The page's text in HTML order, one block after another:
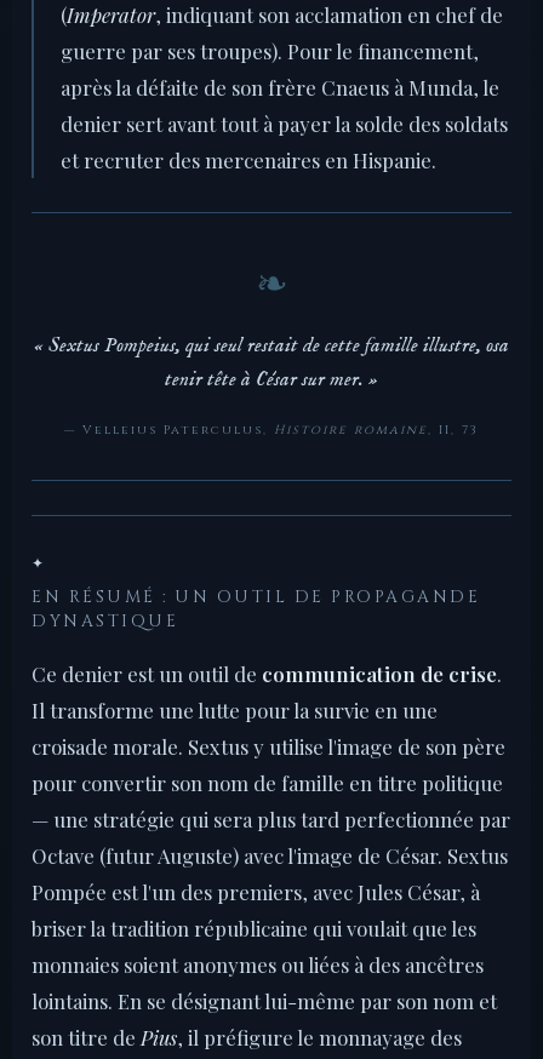
(Imperator, indiquant son acclamation en chef de
guerre par ses troupes). Pour le financement,
après la défaite de son frère Cnaeus à Munda, le
denier sert avant tout à payer la solde des soldats
et recruter des mercenaires en Hispanie.
« Sextus Pompeius, qui seul restait de cette famille illustre, osa
tenir tête à César sur mer. »
— Velleius Paterculus, Histoire romaine, II, 73
✦
EN RÉSUMÉ : UN OUTIL DE PROPAGANDE
DYNASTIQUE
Ce denier est un outil de communication de crise.
Il transforme une lutte pour la survie en une
croisade morale. Sextus y utilise l'image de son père
pour convertir son nom de famille en titre politique
— une stratégie qui sera plus tard perfectionnée par
Octave (futur Auguste) avec l'image de César. Sextus
Pompée est l'un des premiers, avec Jules César, à
briser la tradition républicaine qui voulait que les
monnaies soient anonymes ou liées à des ancêtres
lointains. En se désignant lui-même par son nom et
son titre de Pius, il préfigure le monnayage des